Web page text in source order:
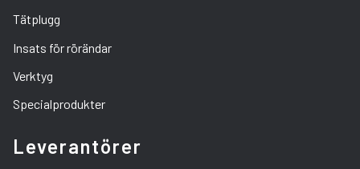
Tätplugg
Insats för rörändar
Verktyg
Specialprodukter
Leverantörer